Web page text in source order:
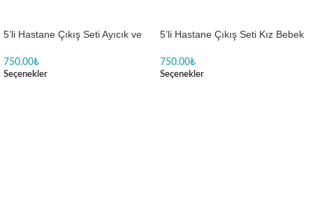
5’li Hastane Çıkış Seti Ayıcık ve
750.00₺
Seçenekler
5’li Hastane Çıkış Seti Kız Bebek
750.00₺
Seçenekler